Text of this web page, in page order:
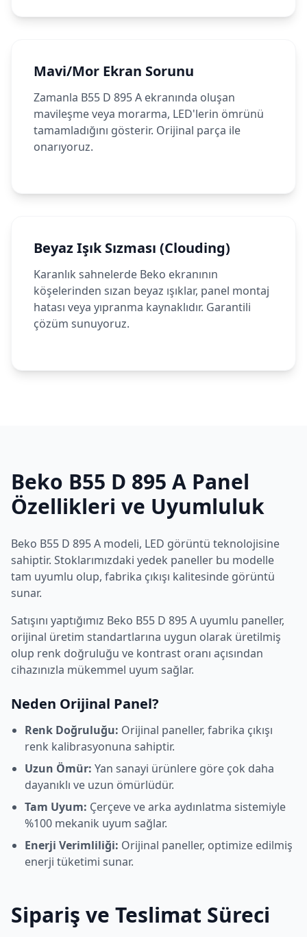
Mavi/Mor Ekran Sorunu
Zamanla B55 D 895 A ekranında oluşan
mavileşme veya morarma, LED'lerin ömrünü
tamamladığını gösterir. Orijinal parça ile
onarıyoruz.
Beyaz Işık Sızması (Clouding)
Karanlık sahnelerde Beko ekranının
köşelerinden sızan beyaz ışıklar, panel montaj
hatası veya yıpranma kaynaklıdır. Garantili
çözüm sunuyoruz.
Beko B55 D 895 A Panel
Özellikleri ve Uyumluluk
Beko B55 D 895 A modeli, LED görüntü teknolojisine
sahiptir. Stoklarımızdaki yedek paneller bu modelle
tam uyumlu olup, fabrika çıkışı kalitesinde görüntü
sunar.
Satışını yaptığımız Beko B55 D 895 A uyumlu paneller,
orijinal üretim standartlarına uygun olarak üretilmiş
olup renk doğruluğu ve kontrast oranı açısından
cihazınızla mükemmel uyum sağlar.
Neden Orijinal Panel?
Renk Doğruluğu: Orijinal paneller, fabrika çıkışı
renk kalibrasyonuna sahiptir.
Uzun Ömür: Yan sanayi ürünlere göre çok daha
dayanıklı ve uzun ömürlüdür.
Tam Uyum: Çerçeve ve arka aydınlatma sistemiyle
%100 mekanik uyum sağlar.
Enerji Verimliliği: Orijinal paneller, optimize edilmiş
enerji tüketimi sunar.
Sipariş ve Teslimat Süreci